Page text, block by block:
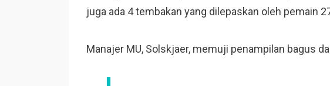
juga ada 4 tembakan yang dilepaskan oleh pemain
Manajer MU, Solskjaer, memuji penampilan bagus